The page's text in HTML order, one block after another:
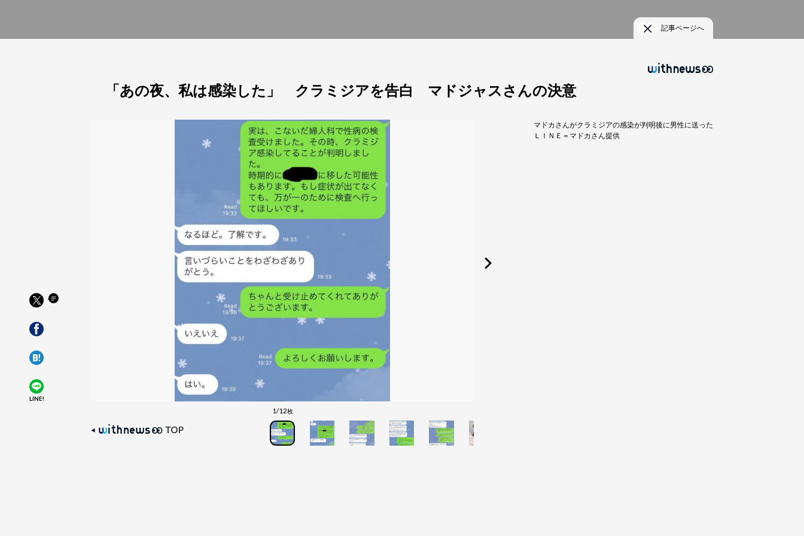
LINE!
記事ページへ
「あの夜、私は感染した」 クラミジアを告白 マドジャスさんの決意
1/12枚
マドカさんがクラミジアの感染が判明後に男性に送った
ＬＩＮＥ＝マドカさん提供